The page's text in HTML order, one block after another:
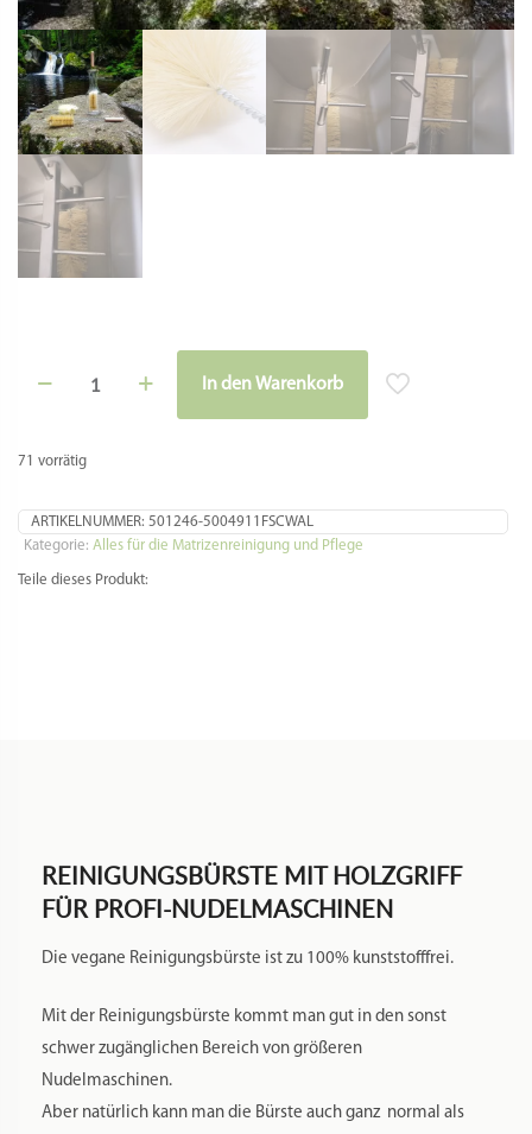
71 vorrätig
Profinudelmaschinen
In den Warenkorb
ARTIKELNUMMER: 501246-5004911FSCWAL
Kategorie: Alles für die Matrizenreinigung und Pflege
Teile dieses Produkt:
REINIGUNGSBÜRSTE MIT HOLZGRIFF
FÜR PROFI-NUDELMASCHINEN
Die vegane Reinigungsbürste ist zu 100% kunststofffrei.
Mit der Reinigungsbürste kommt man gut in den sonst
schwer zugänglichen Bereich von größeren
Nudelmaschinen.
Aber natürlich kann man die Bürste auch ganz normal als